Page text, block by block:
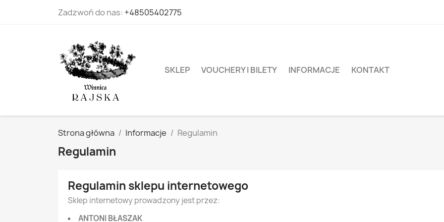
Zadzwoń do nas: +48505402775
SKLEP VOUCHERY I BILETY INFORMACJE KONTAKT
Strona główna Informacje Regulamin
Regulamin
Regulamin sklepu internetowego
Sklep internetowy prowadzony jest przez:
ANTONI BŁASZAK